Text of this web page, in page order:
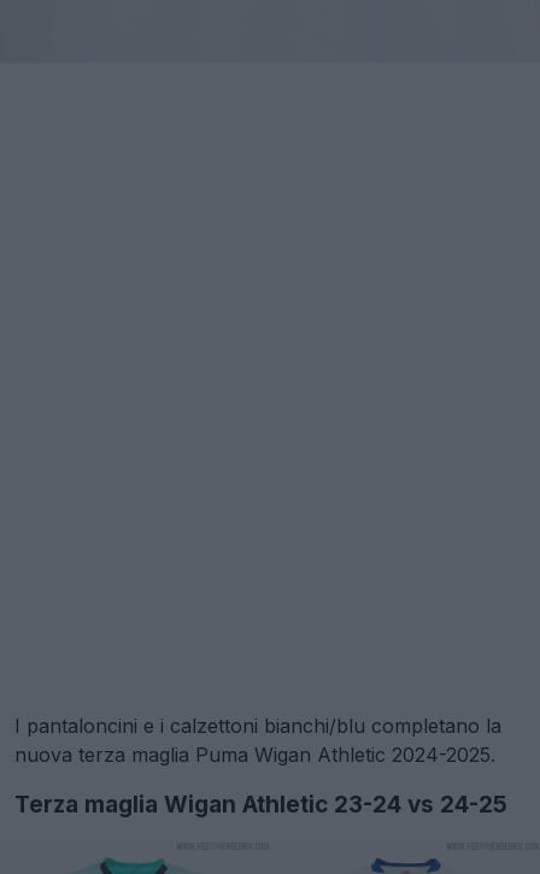
I pantaloncini e i calzettoni bianchi/blu completano la
nuova terza maglia Puma Wigan Athletic 2024-2025.
Terza maglia Wigan Athletic 23-24 vs 24-25